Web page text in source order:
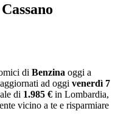
di Benzina oggi a
ad oggi venerdì 7
di 1.985 € in Lombardia,
vicino a te e risparmiare